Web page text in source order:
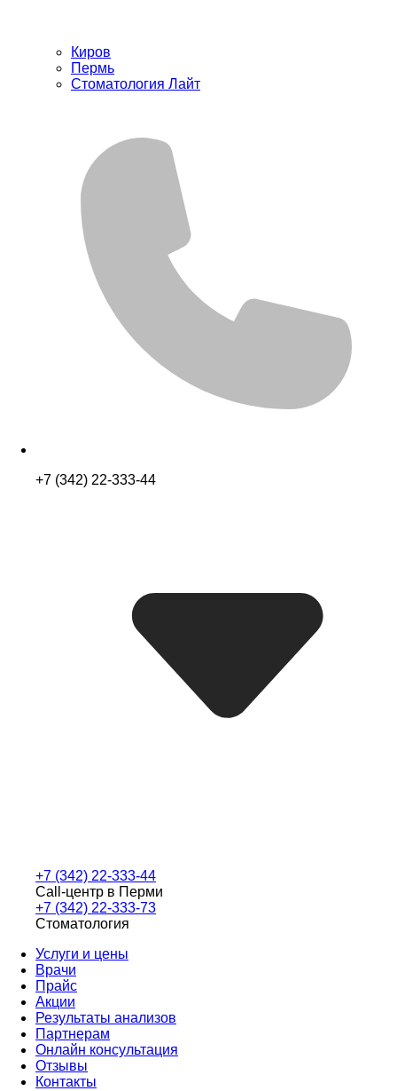
Киров
Пермь
Стоматология Лайт
+7 (342) 22-333-44
+7 (342) 22-333-44
Call-центр в Перми
+7 (342) 22-333-73
Стоматология
Услуги и цены
Врачи
Прайс
Акции
Результаты анализов
Партнерам
Онлайн консультация
Отзывы
Контакты